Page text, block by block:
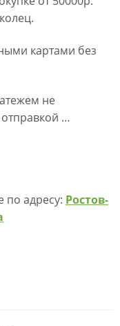
картами без
не
…
по адресу: Ростов-